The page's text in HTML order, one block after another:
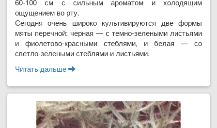
60-100 см с сильным ароматом и холодящим
ощущением во рту.
Сегодня очень широко культивируются две формы
мяты перечной: черная — с темно-зелеными листьями
и фиолетово-красными стеблями, и белая — со
светло-зелеными стеблями и листьями.
Читать дальше